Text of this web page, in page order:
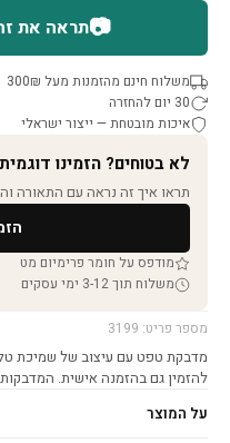
📷תראה את
משלוח חינם מהזמנות מעל 300₪
30 יום להחזרה
איכות מובטחת — ייצור ישראלי
לא בטוחים? הזמינו
תראו איך זה נראה עם התאורה
מודפס על חומר פרימיום מט
משלוח תוך 3-12 ימי עסקים
מספר פריט: 3199
להזמין גם בהזמנה אישית.
על המוצר